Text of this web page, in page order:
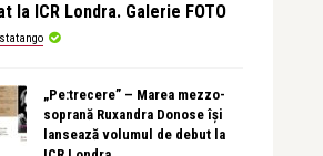
la ICR Londra. Galerie FOTO
„Pe:trecere” – Marea mezzo-
soprană Ruxandra Donose își
lansează volumul de debut la